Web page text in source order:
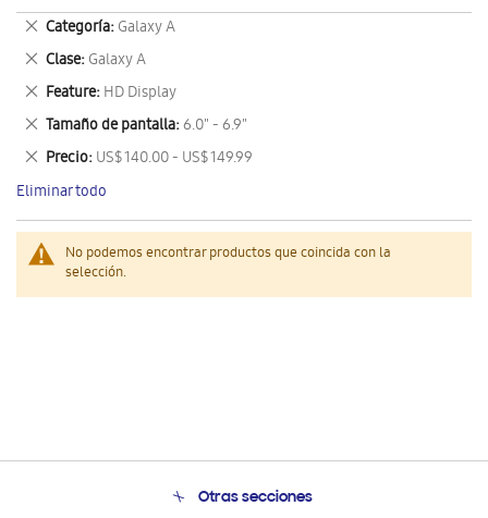
No podemos encontrar productos que coincida con la
selección.
Categoría Galaxy A
Eliminar
este
artículo
Clase Galaxy A
Eliminar
este
artículo
Feature HD Display
Eliminar
este
artículo
Tamaño de pantalla 6.0" - 6.9"
Eliminar
este
artículo
Precio US$ 140.00 - US$ 149.99
Eliminar
este
artículo
Eliminar todo
Otras secciones